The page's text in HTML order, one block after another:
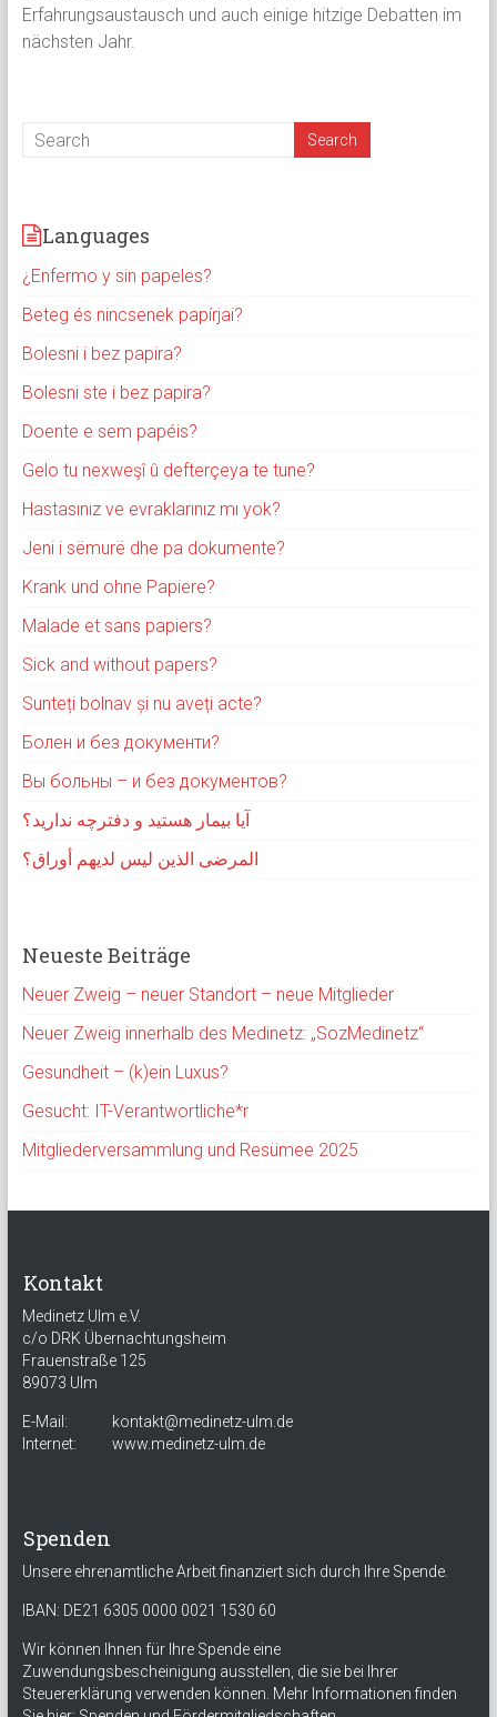
Erfahrungsaustausch und auch einige hitzige Debatten im
nächsten Jahr.
Languages
¿Enfermo y sin papeles?
Beteg és nincsenek papírjai?
Bolesni i bez papira?
Bolesni ste i bez papira?
Doente e sem papéis?
Gelo tu nexweşî û defterçeya te tune?
Hastasınız ve evraklarınız mı yok?
Jeni i sëmurë dhe pa dokumente?
Krank und ohne Papiere?
Malade et sans papiers?
Sick and without papers?
Sunteți bolnav și nu aveți acte?
Болен и без документи?
Вы больны – и без документов?
آیا بیمار هستید و دفترچه ندارید؟
المرضى الذين ليس لديهم أوراق؟
Neueste Beiträge
Neuer Zweig – neuer Standort – neue Mitglieder
Neuer Zweig innerhalb des Medinetz: „SozMedinetz“
Gesundheit – (k)ein Luxus?
Gesucht: IT-Verantwortliche*r
Mitgliederversammlung und Resümee 2025
Kontakt
Medinetz Ulm e.V.
c/o DRK Übernachtungsheim
Frauenstraße 125
89073 Ulm
E-Mail:
kontakt@medinetz-ulm.de
Internet:
www.medinetz-ulm.de
Spenden
Unsere ehrenamtliche Arbeit finanziert sich durch Ihre Spende.
IBAN: DE21 6305 0000 0021 1530 60
Wir können Ihnen für Ihre Spende eine
Zuwendungsbescheinigung ausstellen, die sie bei Ihrer
Steuererklärung verwenden können. Mehr Informationen finden